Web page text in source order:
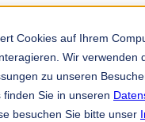
Cookies auf Ihrem
Wir
zu unseren
Sie in unseren
besuchen Sie bitte unser